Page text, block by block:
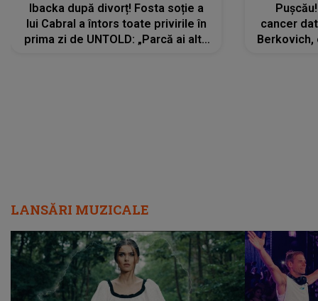
Ibacka după divorț! Fosta soție a
lui Cabral a întors toate privirile în
prima zi de UNTOLD: „Parcă ai altă
cancer
Berkovich,
LANSĂRI MUZICALE